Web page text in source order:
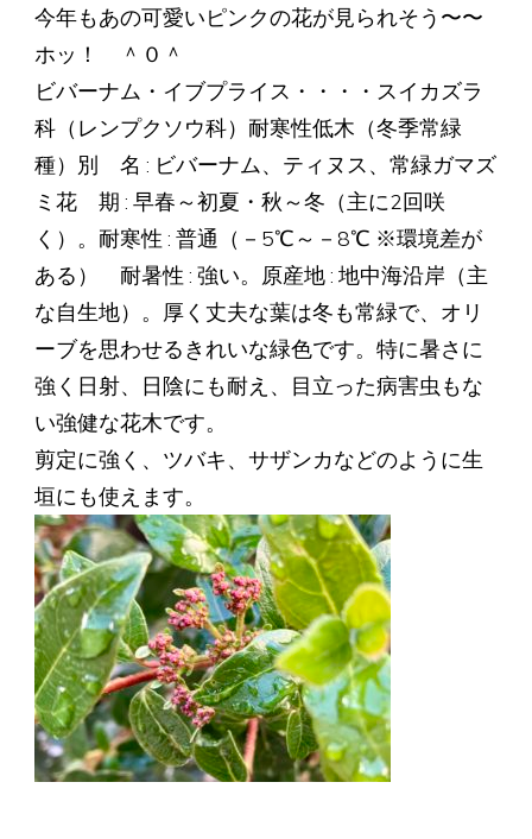
今年もあの可愛いピンクの花が見られそう〜〜
ホッ！ ＾０＾
ビバーナム・イブプライス・・・・スイカズラ
科（レンプクソウ科）耐寒性低木（冬季常緑
種）別 名 : ビバーナム、ティヌス、常緑ガマズ
ミ花 期 : 早春～初夏・秋～冬（主に2回咲
く）。耐寒性 : 普通（－5℃～－8℃ ※環境差が
ある） 耐暑性 : 強い。原産地 : 地中海沿岸（主
な自生地）。厚く丈夫な葉は冬も常緑で、オリ
ーブを思わせるきれいな緑色です。特に暑さに
強く日射、日陰にも耐え、目立った病害虫もな
い強健な花木です。
剪定に強く、ツバキ、サザンカなどのように生
垣にも使えます。